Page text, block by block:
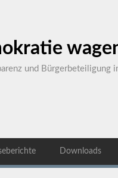
und Bürgerbeteiligung
Downloads